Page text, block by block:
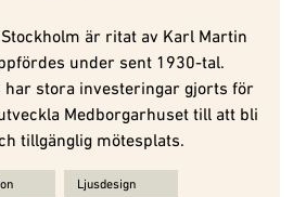
är ritat av Karl Martin
under sent 1930-tal.
har stora investeringar gjorts för
Medborgarhuset till att bli
tillgänglig mötesplats.
i Stockholm:
Ljusdesign